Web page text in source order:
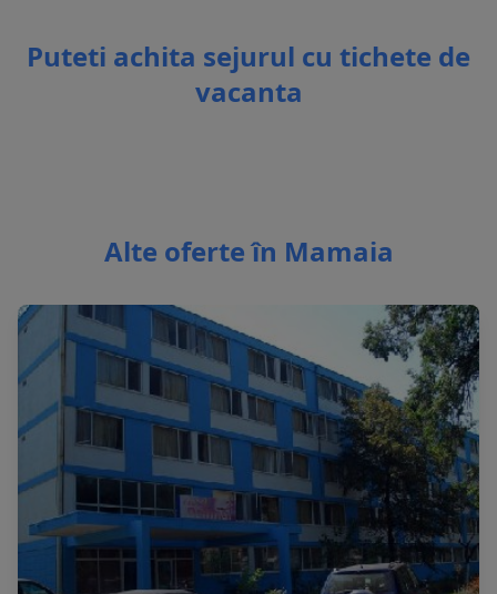
Puteti achita sejurul cu tichete de
vacanta
Alte oferte în Mamaia